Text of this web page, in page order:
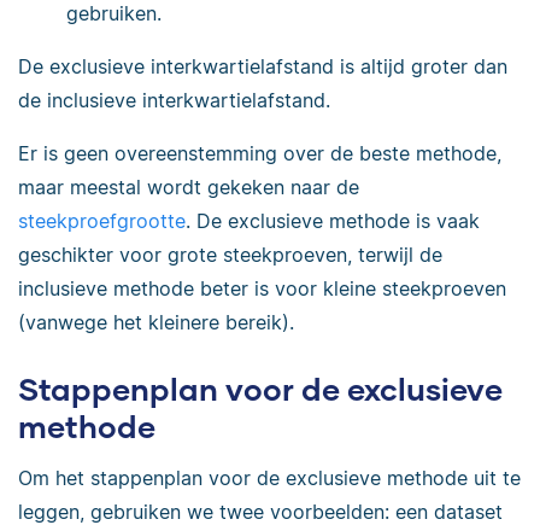
gebruiken.
De exclusieve interkwartielafstand is altijd groter dan
de inclusieve interkwartielafstand.
Er is geen overeenstemming over de beste methode,
maar meestal wordt gekeken naar de
steekproefgrootte. De exclusieve methode is vaak
geschikter voor grote steekproeven, terwijl de
inclusieve methode beter is voor kleine steekproeven
(vanwege het kleinere bereik).
Stappenplan voor de exclusieve
methode
Om het stappenplan voor de exclusieve methode uit te
leggen, gebruiken we twee voorbeelden: een dataset